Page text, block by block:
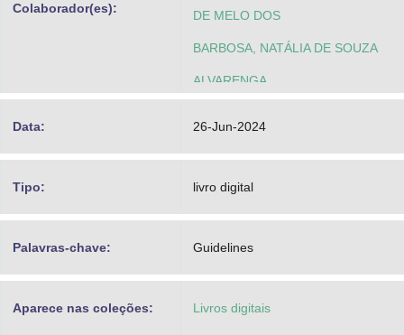
Colaborador(es): DE MELO DOS
BARBOSA, NATÁLIA DE SOUZA
ALVARENGA
Data: 26-Jun-2024
Tipo: livro digital
Palavras-chave: Guidelines
Aparece nas coleções: Livros digitais